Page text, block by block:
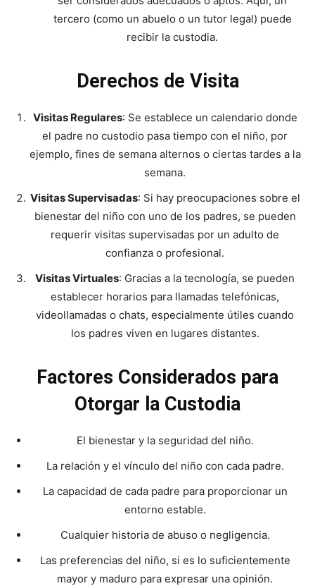
tercero (como un abuelo o un tutor legal) puede
recibir la custodia.
Derechos de Visita
Visitas Regulares: Se establece un calendario donde
el padre no custodio pasa tiempo con el niño, por
ejemplo, fines de semana alternos o ciertas tardes a la
semana.
Visitas Supervisadas: Si hay preocupaciones sobre el
bienestar del niño con uno de los padres, se pueden
requerir visitas supervisadas por un adulto de
confianza o profesional.
Visitas Virtuales: Gracias a la tecnología, se pueden
establecer horarios para llamadas telefónicas,
videollamadas o chats, especialmente útiles cuando
los padres viven en lugares distantes.
Factores Considerados para
Otorgar la Custodia
El bienestar y la seguridad del niño.
La relación y el vínculo del niño con cada padre.
La capacidad de cada padre para proporcionar un
entorno estable.
Cualquier historia de abuso o negligencia.
Las preferencias del niño, si es lo suficientemente
mayor y maduro para expresar una opinión.